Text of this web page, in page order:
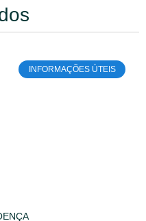
INFORMAÇÕES ÚTEIS